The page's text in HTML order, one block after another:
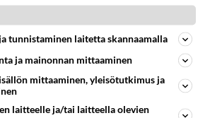
mahdollista ja politiikot ovat siellä
ollessaan. Siellä valtaapitävät
rikastui ja osan laittoivat aseisiin.
rehellistä kun kaikki
ahneita paskiaisia .
Kommentoi
tunnistaminen laitetta skannaamalla
ja mainonnan mittaaminen
mittaaminen, yleisötutkimus ja
laitteelle ja/tai laitteella olevien